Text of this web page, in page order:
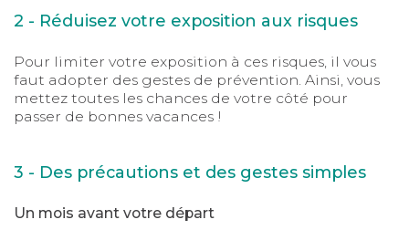
2 - Réduisez votre exposition aux risques
Pour limiter votre exposition à ces risques, il vous
faut adopter des gestes de prévention. Ainsi, vous
mettez toutes les chances de votre côté pour
passer de bonnes vacances !
3 - Des précautions et des gestes simples
Un mois avant votre départ